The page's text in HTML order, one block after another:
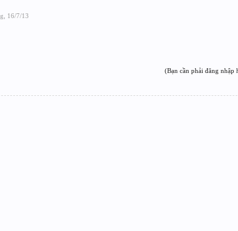
16/7/13
(Bạn cần phải đăng nhập